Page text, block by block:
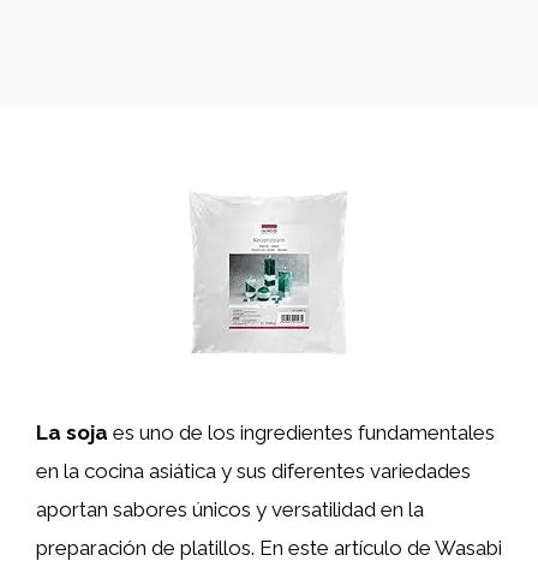
La soja es uno de los ingredientes fundamentales
en la cocina asiática y sus diferentes variedades
aportan sabores únicos y versatilidad en la
preparación de platillos. En este artículo de Wasabi